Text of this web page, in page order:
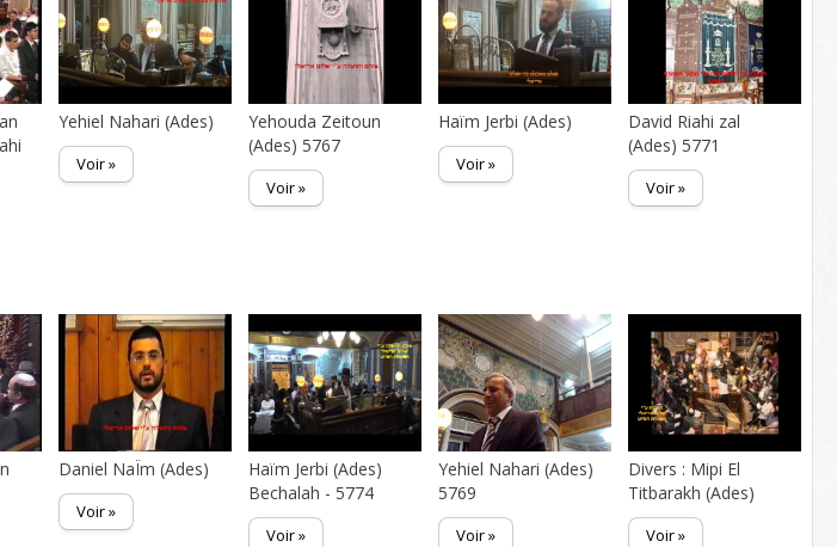
Yehiel Nahari (Ades)
Voir »
Yehouda Zeitoun
(Ades) 5767
Voir »
Haïm Jerbi (Ades)
Voir »
David Riahi zal
(Ades) 5771
Voir »
Daniel NaÏm (Ades)
Voir »
Haïm Jerbi (Ades)
Bechalah - 5774
Voir »
Yehiel Nahari (Ades)
5769
Voir »
Divers : Mipi El
Titbarakh (Ades)
Voir »